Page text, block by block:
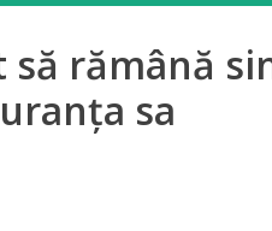
să rămână
sa